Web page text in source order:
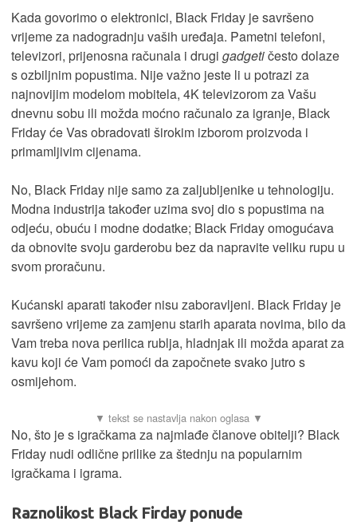
Kada govorimo o elektronici, Black Friday je savršeno
vrijeme za nadogradnju vaših uređaja. Pametni telefoni,
televizori, prijenosna računala i drugi gadgetičesto dolaze
s ozbiljnim popustima. Nije važno jeste li u potrazi za
najnovijim modelom mobitela, 4K televizorom za Vašu
dnevnu sobu ili možda moćno računalo za igranje, Black
Friday će Vas obradovati širokim izborom proizvoda i
primamljivim cijenama.
No, Black Friday nije samo za zaljubljenike u tehnologiju.
Modna industrija također uzima svoj dio s popustima na
odjeću, obuću i modne dodatke; Black Friday omogućava
da obnovite svoju garderobu bez da napravite veliku rupu u
svom proračunu.
Kućanski aparati također nisu zaboravljeni. Black Friday je
savršeno vrijeme za zamjenu starih aparata novima, bilo da
Vam treba nova perilica rublja, hladnjak ili možda aparat za
kavu koji će Vam pomoći da započnete svako jutro s
osmijehom.
No, što je s igračkama za najmlađe članove obitelji? Black
Friday nudi odlične prilike za štednju na popularnim
igračkama i igrama.
Raznolikost Black Firday ponude